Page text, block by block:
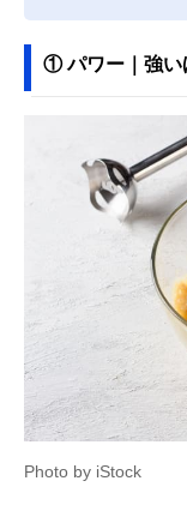
① パワー｜強い
Photo by iStock